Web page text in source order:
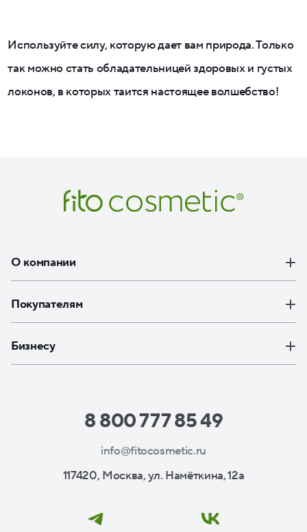
Используйте силу, которую дает вам природа. Только
так можно стать обладательницей здоровых и густых
локонов, в которых таится настоящее волшебство!
О компании
Покупателям
Бизнесу
8 800 777 85 49
info@fitocosmetic.ru
117420, Москва, ул. Намёткина, 12а